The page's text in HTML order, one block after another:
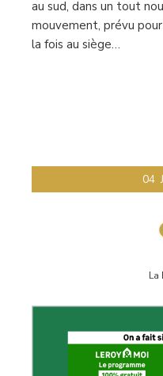
au sud, dans un tout
mouvement, prévu
la fois au siège…
04
La